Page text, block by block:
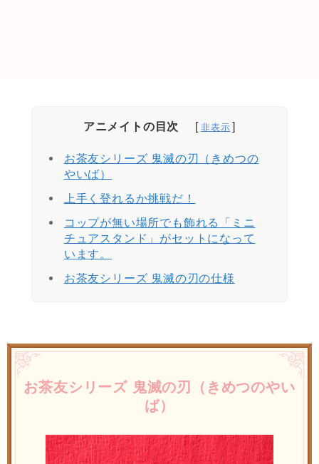
アニメイトの目次
お茶友シリーズ 鬼滅の刃（きめつの
やいば）
上手く登れるか挑戦だ！
コップが無い場所でも飾れる「ミニ
チュアスタンド」がセットになって
います。
お茶友シリーズ 鬼滅の刃の仕様
お茶友シリーズ 鬼滅の刃（きめつのやい
ば）